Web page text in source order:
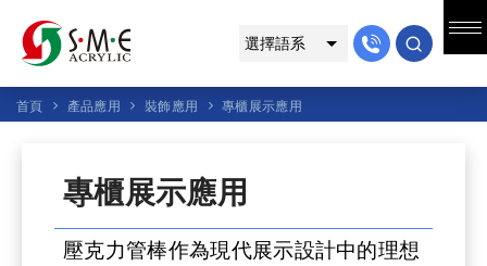
首頁 產品應用 裝飾應用 專櫃展示應用
專櫃展示應用
壓克力管棒作為現代展示設計中的理想